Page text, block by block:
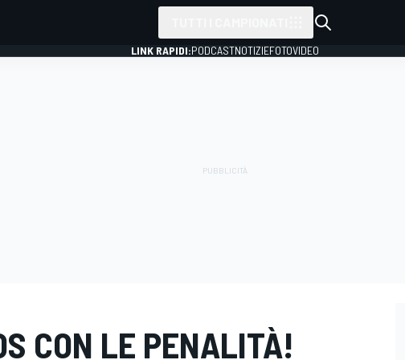
LINK RAPIDI:PODCASTNOTIZIEFOTOVIDEO
CON LE PENALITÀ!